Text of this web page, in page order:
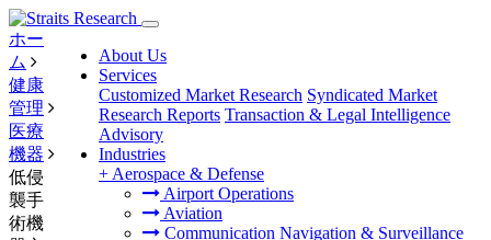
About Us
Services
Customized Market Research Syndicated Market
Research Reports Transaction & Legal Intelligence
Advisory
Industries
+ Aerospace & Defense
Airport Operations
Aviation
Communication Navigation & Surveillance
ホー
ム
健康
管理
医療
機器
低侵
襲手
術機